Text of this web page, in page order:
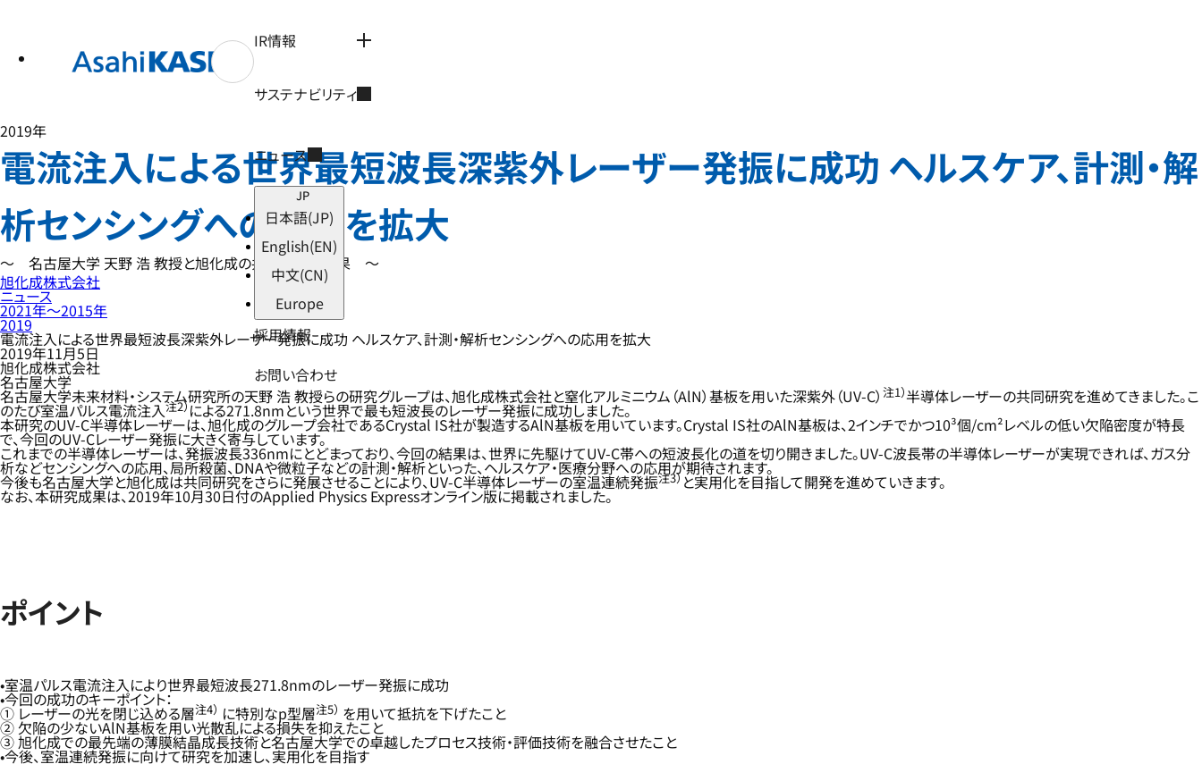
IR情報
サステナビリティ
ニュース
JP
日本語(JP)
English(EN)
中文(CN)
Europe
採用情報
お問い合わせ
2019年
電流注入による世界最短波長深紫外レーザー発振に成功 ヘルスケア、計測・解
析センシングへの応用を拡大
～ 名古屋大学 天野 浩 教授と旭化成の共同開発の成果 ～
旭化成株式会社
ニュース
2021年〜2015年
2019
電流注入による世界最短波長深紫外レーザー発振に成功 ヘルスケア、計測・解析センシングへの応用を拡大
2019年11月5日
旭化成株式会社
名古屋大学
名古屋大学未来材料・システム研究所の天野 浩 教授らの研究グループは、旭化成株式会社と窒化アルミニウム（AlN）基板を用いた深紫外（UV-C） 注1）半導体レーザーの共同研究を進めてきました。こ
のたび室温パルス電流注入注2）による271.8nmという世界で最も短波長のレーザー発振に成功しました。
本研究のUV-C半導体レーザーは、旭化成のグループ会社であるCrystal IS社が製造するAlN基板を用いています。Crystal IS社のAlN基板は、2インチでかつ10³個/cm²レベルの低い欠陥密度が特長
で、今回のUV-Cレーザー発振に大きく寄与しています。
これまでの半導体レーザーは、発振波長336nmにとどまっており、今回の結果は、世界に先駆けてUV-C帯への短波長化の道を切り開きました。UV-C波長帯の半導体レーザーが実現できれば、ガス分
析などセンシングへの応用、局所殺菌、DNAや微粒子などの計測・解析といった、ヘルスケア・医療分野への応用が期待されます。
今後も名古屋大学と旭化成は共同研究をさらに発展させることにより、UV-C半導体レーザーの室温連続発振注3）と実用化を目指して開発を進めていきます。
なお、本研究成果は、2019年10月30日付のApplied Physics Expressオンライン版に掲載されました。
ポイント
室温パルス電流注入により世界最短波長271.8nmのレーザー発振に成功
今回の成功のキーポイント：
① レーザーの光を閉じ込める層注4） に特別なp型層注5） を用いて抵抗を下げたこと
② 欠陥の少ないAlN基板を用い光散乱による損失を抑えたこと
③ 旭化成での最先端の薄膜結晶成長技術と名古屋大学での卓越したプロセス技術・評価技術を融合させたこと
今後、室温連続発振に向けて研究を加速し、実用化を目指す